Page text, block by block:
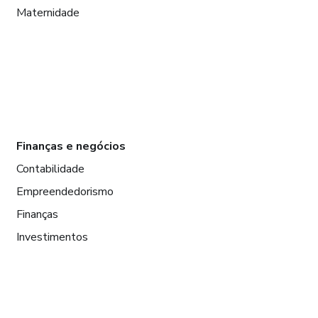
Maternidade
Finanças e negócios
Contabilidade
Empreendedorismo
Finanças
Investimentos